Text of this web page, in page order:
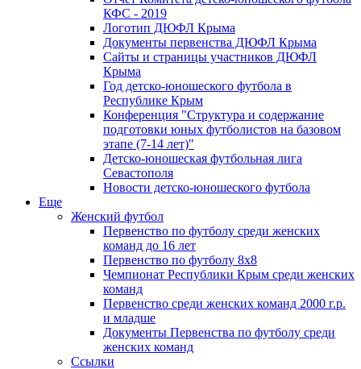
КФС - 2019
Логотип ДЮФЛ Крыма
Документы первенства ДЮФЛ Крыма
Сайты и страницы участников ДЮФЛ
Крыма
Год детско-юношеского футбола в
Республике Крым
Конференция "Структура и содержание
подготовки юных футболистов на базовом
этапе (7-14 лет)"
Детско-юношеская футбольная лига
Севастополя
Новости детско-юношеского футбола
Еще
Женский футбол
Первенство по футболу среди женских
команд до 16 лет
Первенство по футболу 8х8
Чемпионат Республики Крым среди женских
команд
Первенство среди женских команд 2000 г.р.
и младше
Документы Первенства по футболу среди
женских команд
Ссылки